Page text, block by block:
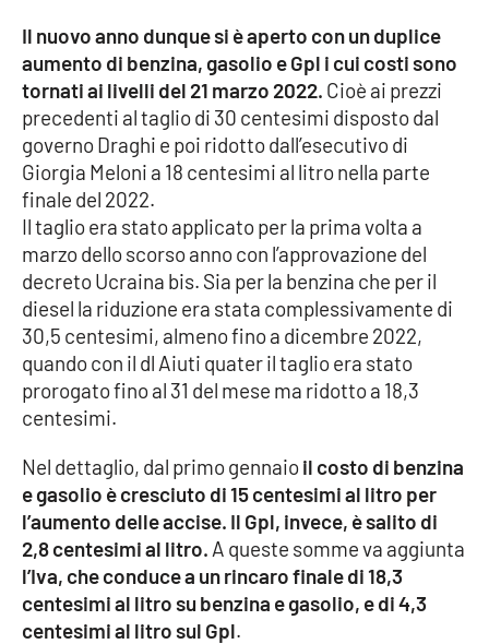
Cultura
Economia e Lavoro
Politica
Sanità
Società
Sport
RUBRICHE
Parchi Marini Calabria
Leggendo Alvaro insieme
Imprese Di Calabria
Il nuovo anno dunque si è aperto con un duplice
aumento di benzina, gasolio e Gpl i cui costi sono
tornati ai livelli del 21 marzo 2022. Cioè ai prezzi
precedenti al taglio di 30 centesimi disposto dal
governo Draghi e poi ridotto dall’esecutivo di
Giorgia Meloni a 18 centesimi al litro nella parte
finale del 2022.
Il taglio era stato applicato per la prima volta a
marzo dello scorso anno con l’approvazione del
decreto Ucraina bis. Sia per la benzina che per il
diesel la riduzione era stata complessivamente di
30,5 centesimi, almeno fino a dicembre 2022,
quando con il dl Aiuti quater il taglio era stato
prorogato fino al 31 del mese ma ridotto a 18,3
centesimi.
Nel dettaglio, dal primo gennaioil costo di benzina
e gasolio è cresciuto di 15 centesimi al litro per
l’aumento delle accise. Il Gpl, invece, è salito di
2,8 centesimi al litro. A queste somme va aggiunta
l’Iva, che conduce a un rincaro finale di 18,3
centesimi al litro su benzina e gasolio, e di 4,3
centesimi al litro sul Gpl.